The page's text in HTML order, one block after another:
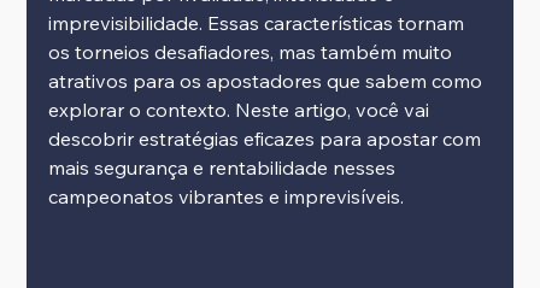
imprevisibilidade. Essas características tornam
os torneios desafiadores, mas também muito
atrativos para os apostadores que sabem como
explorar o contexto. Neste artigo, você vai
descobrir estratégias eficazes para apostar com
mais segurança e rentabilidade nesses
campeonatos vibrantes e imprevisíveis.